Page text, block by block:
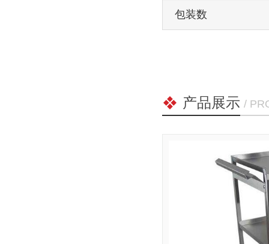
包装数
产品展示 /